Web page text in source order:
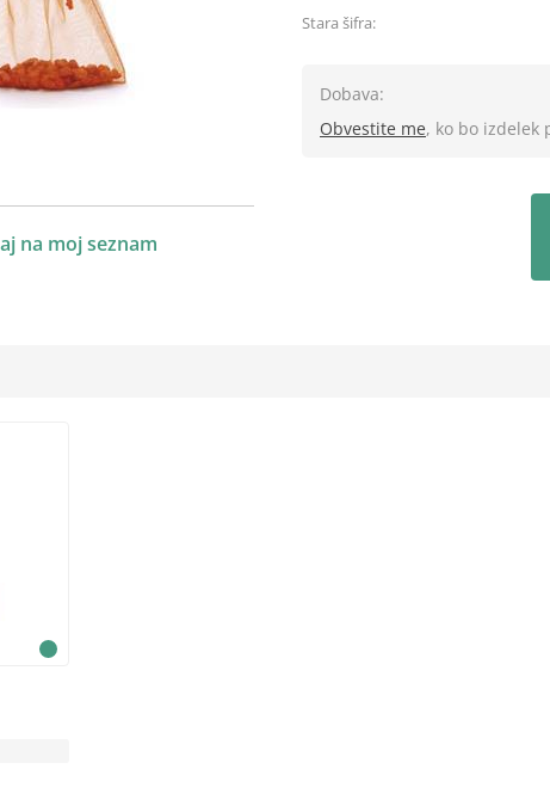
na moj seznam
Stara šifra:
Dobava:
Obvestite me, ko bo izdelek